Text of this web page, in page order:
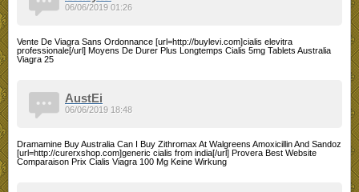
Vente De Viagra Sans Ordonnance [url=http://buylevi.com]cialis elevitra
professionale[/url] Moyens De Durer Plus Longtemps Cialis 5mg Tablets Australia
Viagra 25
06/06/2019 01:26
AustEi
Dramamine Buy Australia Can I Buy Zithromax At Walgreens Amoxicillin And Sandoz
[url=http://curerxshop.com]generic cialis from india[/url] Provera Best Website
Comparaison Prix Cialis Viagra 100 Mg Keine Wirkung
06/06/2019 18:48